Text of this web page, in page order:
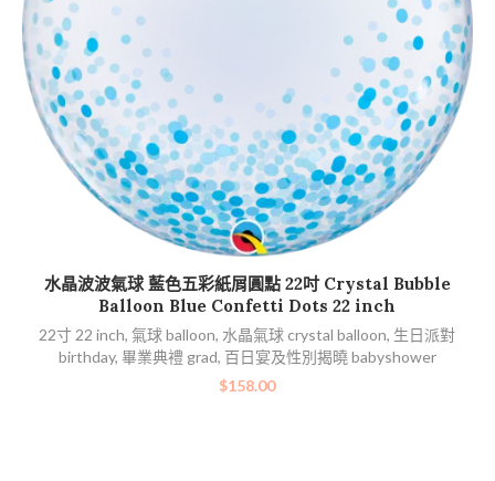
加入購物車
水晶波波氣球 藍色五彩紙屑圓點 22吋 Crystal Bubble
Balloon Blue Confetti Dots 22 inch
22寸 22 inch,氣球 balloon, 水晶氣球 crystal balloon, 生日派對
birthday, 畢業典禮 grad, 百日宴及性別揭曉 babyshower
$158.00